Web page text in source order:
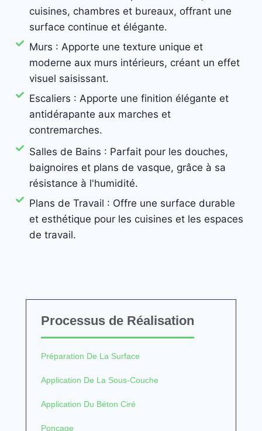
cuisines, chambres et bureaux, offrant une
surface continue et élégante.
Murs : Apporte une texture unique et
moderne aux murs intérieurs, créant un effet
visuel saisissant.
Escaliers : Apporte une finition élégante et
antidérapante aux marches et
contremarches.
Salles de Bains : Parfait pour les douches,
baignoires et plans de vasque, grâce à sa
résistance à l'humidité.
Plans de Travail : Offre une surface durable
et esthétique pour les cuisines et les espaces
de travail.
Processus de Réalisation
Préparation De La Surface
Application De La Sous-Couche
Application Du Béton Ciré
Ponçage